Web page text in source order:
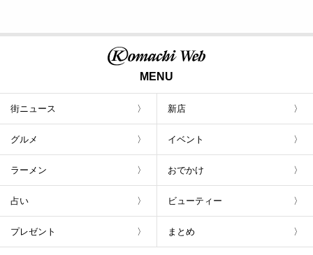
MENU
街ニュース 新店
グルメ イベント
ラーメン おでかけ
占い ビューティー
プレゼント まとめ